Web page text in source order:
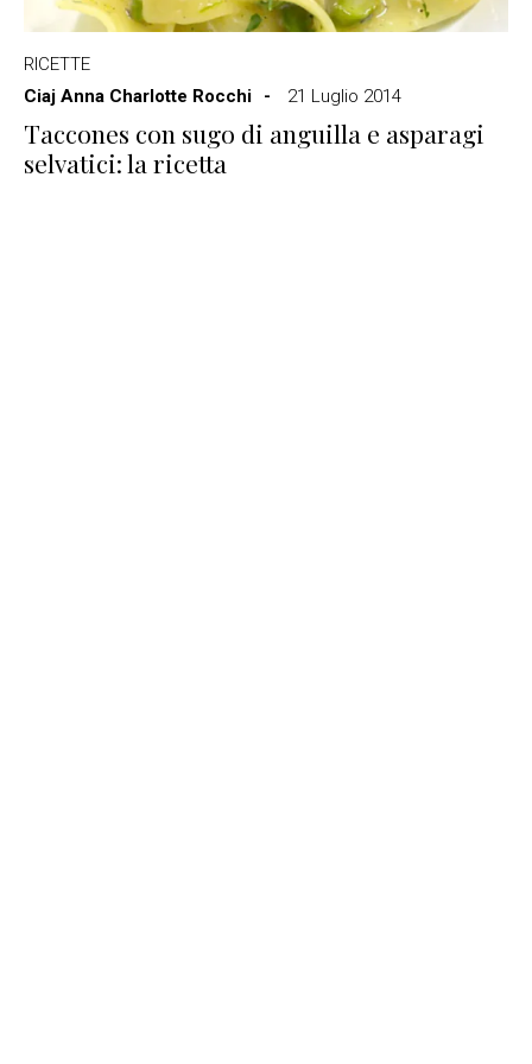
RICETTE
Ciaj Anna Charlotte Rocchi
21 Luglio 2014
Taccones con sugo di anguilla e asparagi
selvatici: la ricetta